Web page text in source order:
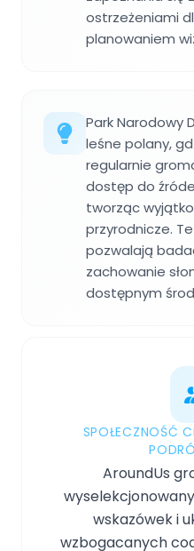
ostrzeżeniami
planowaniem
Park Narodowy
leśne polany,
regularnie
dostęp do
tworząc
przyrodnicze.
pozwalają
zachowanie
dostępnym
SPOŁECZNOŚĆ
AroundUs
wskazówek i
wzbogacanych